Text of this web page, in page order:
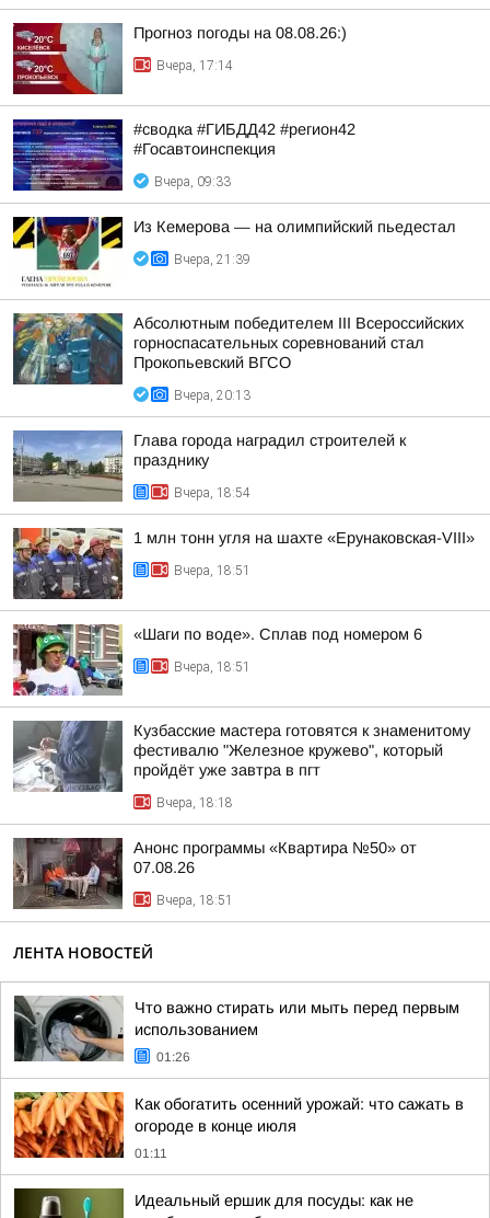
Прогноз погоды на 08.08.26:)
Вчера, 17:14
#сводка #ГИБДД42 #регион42
#Госавтоинспекция
Вчера, 09:33
Из Кемерова — на олимпийский пьедестал
Вчера, 21:39
Абсолютным победителем III Всероссийских
горноспасательных соревнований стал
Прокопьевский ВГСО
Вчера, 20:13
Глава города наградил строителей к
празднику
Вчера, 18:54
1 млн тонн угля на шахте «Ерунаковская-VIII»
Вчера, 18:51
«Шаги по воде». Сплав под номером 6
Вчера, 18:51
Кузбасские мастера готовятся к знаменитому
фестивалю "Железное кружево", который
пройдёт уже завтра в пгт
Вчера, 18:18
Анонс программы «Квартира №50» от
07.08.26
Вчера, 18:51
ЛЕНТА НОВОСТЕЙ
Что важно стирать или мыть перед первым
использованием
01:26
Как обогатить осенний урожай: что сажать в
огороде в конце июля
01:11
Идеальный ершик для посуды: как не